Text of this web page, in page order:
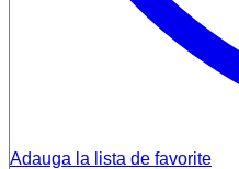
Adauga la lista de favorite